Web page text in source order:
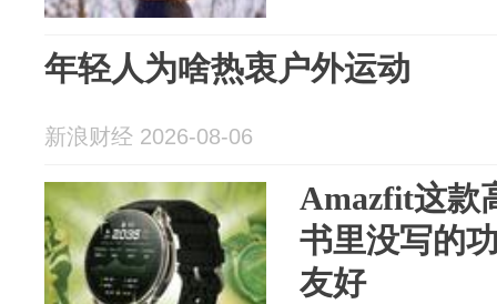
年轻人为啥热衷户外运动
新浪财经 2026-08-06
Amazfit这款
书里没写的
友好